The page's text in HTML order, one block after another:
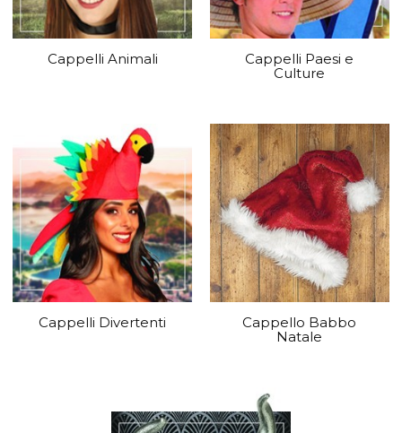
Cappelli Animali
Cappelli Paesi e
Culture
Cappelli Divertenti
Cappello Babbo
Natale